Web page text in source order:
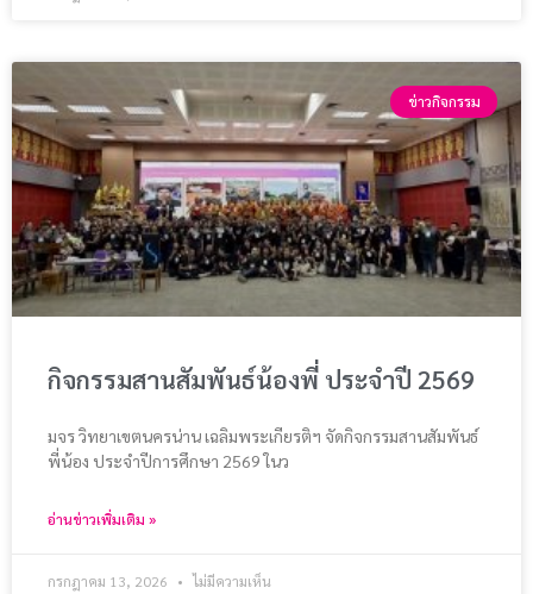
ข่าวกิจกรรม
กิจกรรมสานสัมพันธ์น้องพี่ ประจำปี 2569
มจร วิทยาเขตนครน่าน เฉลิมพระเกียรติฯ จัดกิจกรรมสานสัมพันธ์
พี่น้อง ประจำปีการศึกษา 2569 ในว
อ่านข่าวเพิ่มเติม »
กรกฎาคม 13, 2026 ไม่มีความเห็น